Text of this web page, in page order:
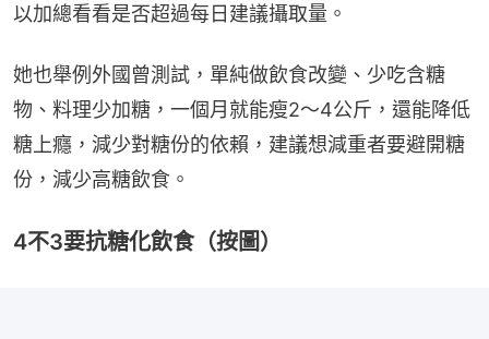
以加總看看是否超過每日建議攝取量。
她也舉例外國曾測試，單純做飲食改變、少吃含糖
物、料理少加糖，一個月就能瘦2～4公斤，還能降低
糖上癮，減少對糖份的依賴，建議想減重者要避開糖
份，減少高糖飲食。
4不3要抗糖化飲食（按圖）